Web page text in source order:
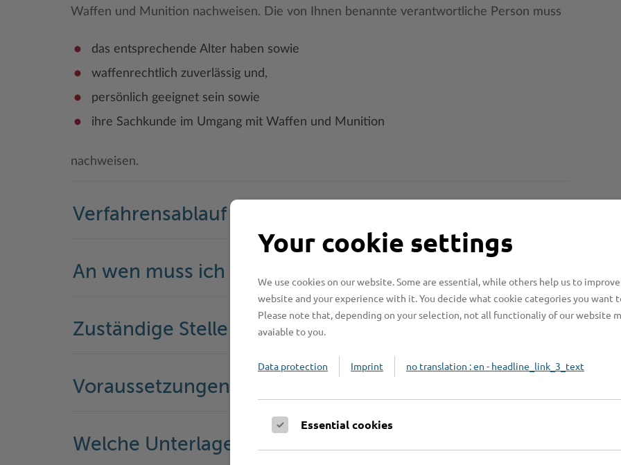
Waffen und Munition nachweisen. Die von Ihnen benannte verantwortliche Person muss
das entsprechende Alter haben sowie
waffenrechtlich zuverlässig und,
persönlich geeignet sein sowie
ihre Sachkunde im Umgang mit Waffen und Munition
nachweisen.
Verfahrensablauf
An wen muss ich mich wenden?
Zuständige Stelle
Voraussetzungen
Welche Unterlagen werden benötigt?
Your cookie settings
We use cookies on our website. Some are essential, while others help us to
website and your experience with it. You decide what cookie categories you want
Please note that, depending on your selection, not all functionaliy of our website
avaiable to you.
Data protection Imprint no translation : en - headline_link_3_text
Essential cookies